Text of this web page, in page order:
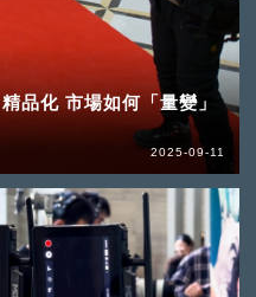
品化 市場如何「量變」
2025-09-11